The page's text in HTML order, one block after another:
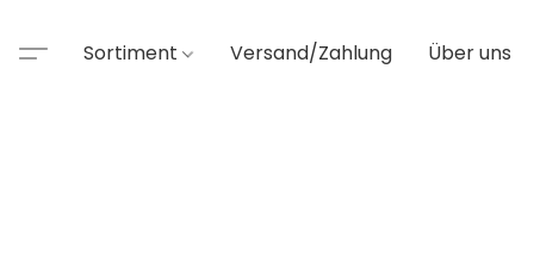
Sortiment Versand/Zahlung Über uns